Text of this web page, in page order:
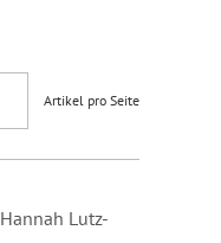
Artikel pro Seite
Lutz-